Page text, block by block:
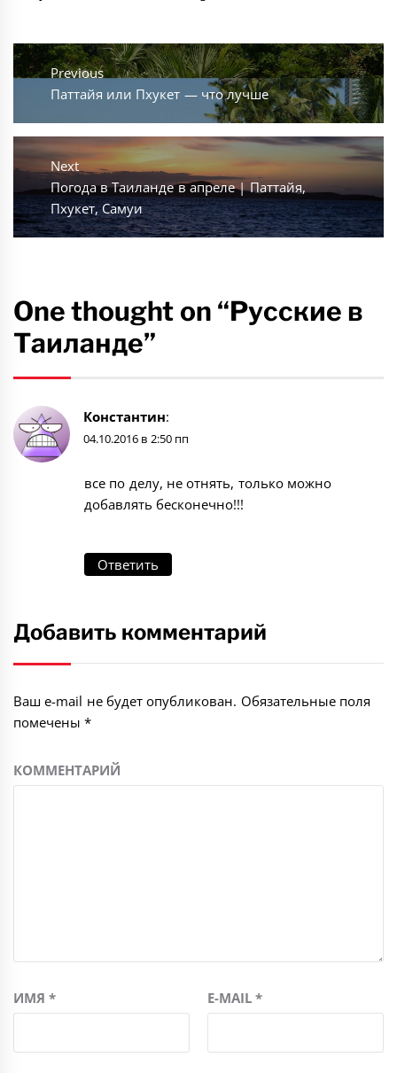
Навигация
по
записям
Previous
Previous
Паттайя или Пхукет — что лучше
Next
Next
post:
Погода в Таиланде в апреле | Паттайя,
Пхукет, Самуи
One thought on “Русские в
Таиланде”
Константин:
04.10.2016 в 2:50 пп
все по делу, не отнять, только можно
добавлять бесконечно!!!
Ответить
Добавить комментарий
Ваш e-mail не будет опубликован. Обязательные поля
помечены*
КОММЕНТАРИЙ
ИМЯ* E-MAIL*